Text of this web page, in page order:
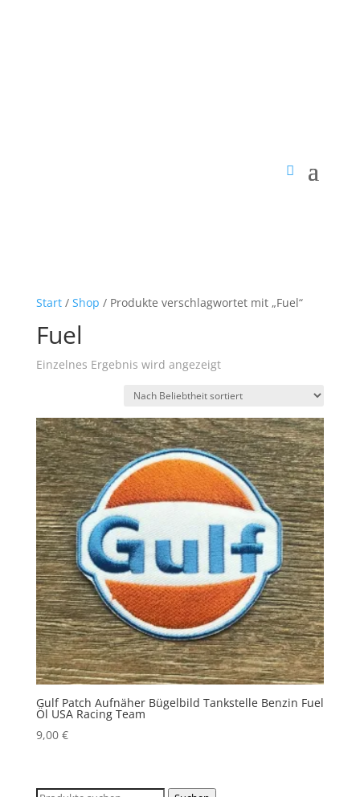
Start/ Shop / Produkte verschlagwortet mit „Fuel“
Fuel
Einzelnes Ergebnis wird angezeigt
Gulf Patch Aufnäher Bügelbild Tankstelle Benzin Fuel
Öl USA Racing Team
9,00 €